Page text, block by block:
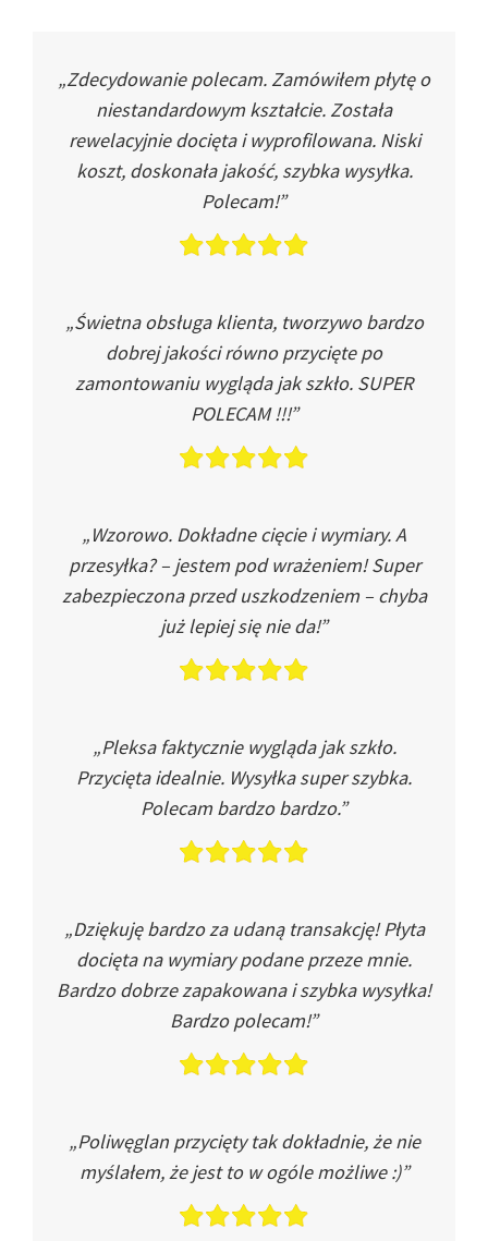
„Zdecydowanie polecam. Zamówiłem płytę o
niestandardowym kształcie. Została
rewelacyjnie docięta i wyprofilowana. Niski
koszt, doskonała jakość, szybka wysyłka.
Polecam!”
„Świetna obsługa klienta, tworzywo bardzo
dobrej jakości równo przycięte po
zamontowaniu wygląda jak szkło. SUPER
POLECAM !!!”
„Wzorowo. Dokładne cięcie i wymiary. A
przesyłka? – jestem pod wrażeniem! Super
zabezpieczona przed uszkodzeniem – chyba
już lepiej się nie da!”
„Pleksa faktycznie wygląda jak szkło.
Przycięta idealnie. Wysyłka super szybka.
Polecam bardzo bardzo.”
„Dziękuję bardzo za udaną transakcję! Płyta
docięta na wymiary podane przeze mnie.
Bardzo dobrze zapakowana i szybka wysyłka!
Bardzo polecam!”
„Poliwęglan przycięty tak dokładnie, że nie
myślałem, że jest to w ogóle możliwe :)”